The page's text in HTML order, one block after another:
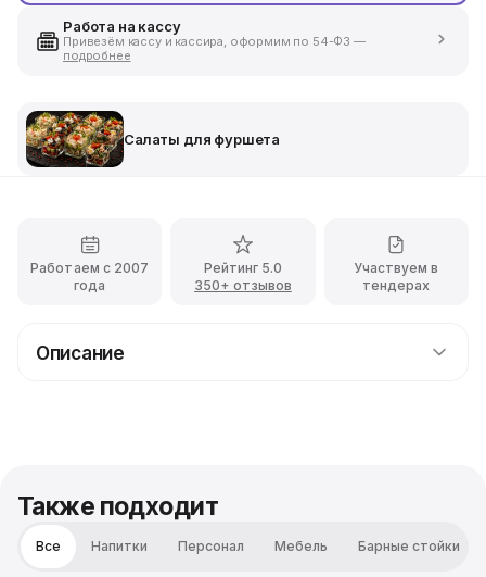
Работа на кассу
Привезём кассу и кассира, оформим по 54-ФЗ —
подробнее
Салаты для фуршета
Работаем с 2007
года
Рейтинг 5.0
350+ отзывов
Участвуем в
тендерах
Описание
сочетаются все необходимые достоинства:
высочайшие вкусовые качества, питательность,
Также подходит
Все Напитки Персонал Мебель Барные стойки